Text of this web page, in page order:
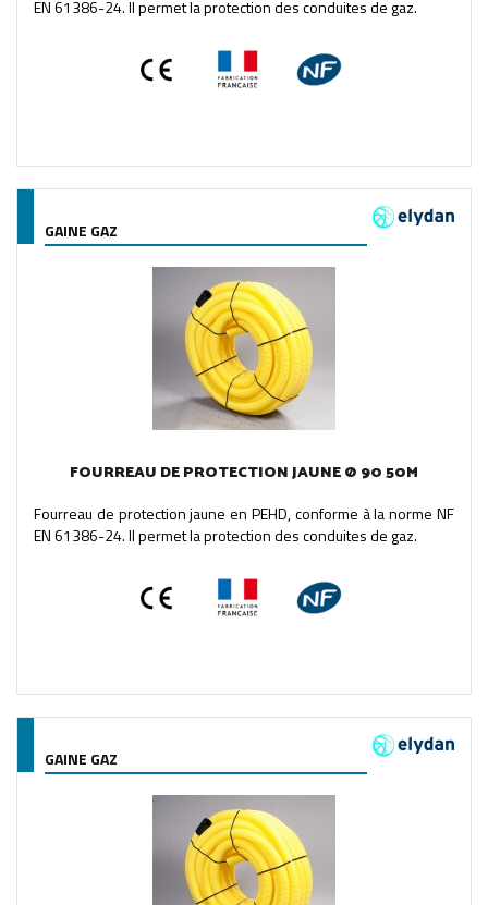
EN 61386-24. Il permet la protection des conduites de gaz.
GAINE GAZ
FOURREAU DE PROTECTION JAUNE Ø 90 50M
Fourreau de protection jaune en PEHD, conforme à la norme NF
EN 61386-24. Il permet la protection des conduites de gaz.
GAINE GAZ